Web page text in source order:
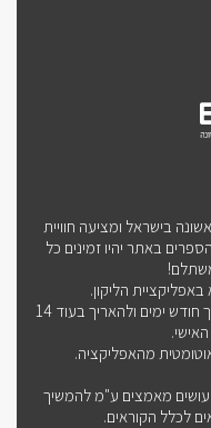
בישראל ומציעה חוויית
באתר יהיו זמינים כל
הליקון.
מרגע שכירת הספר, ניתן לקרוא אותו במהלך חודש ימים ולהאריך בעוד 14
מהאפליקציה.
עושים מאמצים ע"מ להמשיך
לכלל הקוראים.